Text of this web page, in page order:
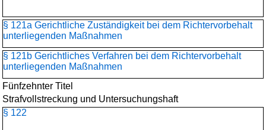
§ 121a Gerichtliche Zuständigkeit bei dem Richtervorbehalt
unterliegenden Maßnahmen
§ 121b Gerichtliches Verfahren bei dem Richtervorbehalt
unterliegenden Maßnahmen
Fünfzehnter Titel
Strafvollstreckung und Untersuchungshaft
§ 122